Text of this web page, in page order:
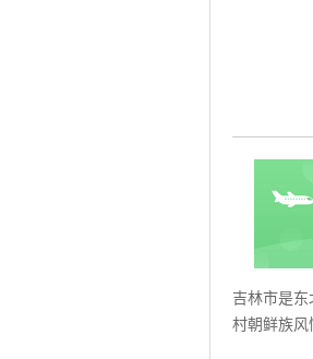
吉林市是
村朝鲜族风